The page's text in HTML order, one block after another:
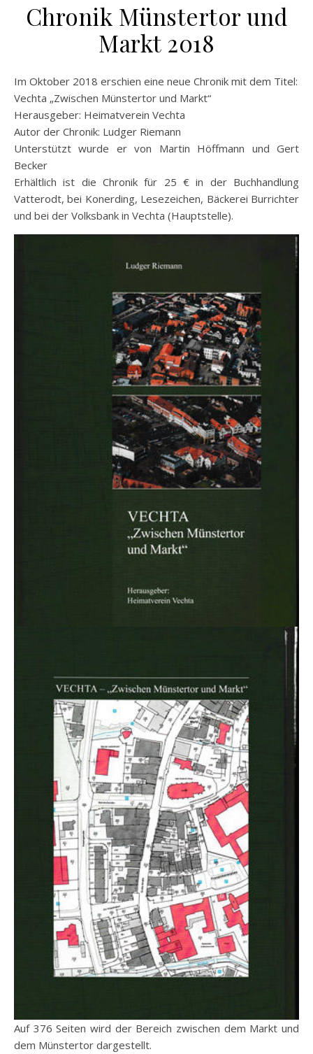
Chronik Münstertor und
Markt 2018
Im Oktober 2018 erschien eine neue Chronik mit dem Titel:
Vechta „Zwischen Münstertor und Markt“
Herausgeber: Heimatverein Vechta
Autor der Chronik: Ludger Riemann
Unterstützt wurde er von Martin Höffmann und Gert
Becker
Erhältlich ist die Chronik für 25 € in der Buchhandlung
Vatterodt, bei Konerding, Lesezeichen, Bäckerei Burrichter
und bei der Volksbank in Vechta (Hauptstelle).
Auf 376 Seiten wird der Bereich zwischen dem Markt und
dem Münstertor dargestellt.